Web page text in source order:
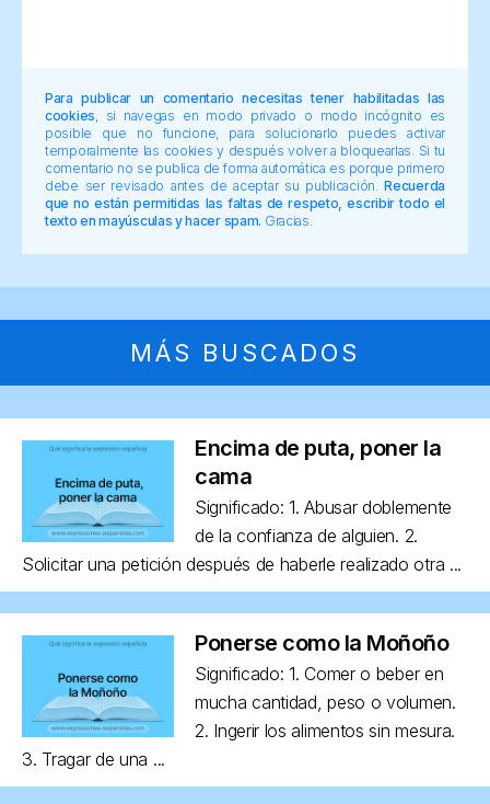
Para publicar un comentario necesitas tener habilitadas las
cookies , si navegas en modo privado o modo incógnito es
posible que no funcione, para solucionarlo puedes activar
temporalmente las cookies y después volver a bloquearlas. Si tu
comentario no se publica de forma automática es porque primero
debe ser revisado antes de aceptar su publicación.Recuerda
que no están permitidas las faltas de respeto, escribir todo el
texto en mayúsculas y hacer spam. Gracias.
MÁS BUSCADOS
Encima de puta, poner la
cama
Significado: 1. Abusar doblemente
de la confianza de alguien. 2.
Solicitar una petición después de haberle realizado otra ...
Ponerse como la Moñoño
Significado: 1. Comer o beber en
mucha cantidad, peso o volumen.
2. Ingerir los alimentos sin mesura.
3. Tragar de una ...